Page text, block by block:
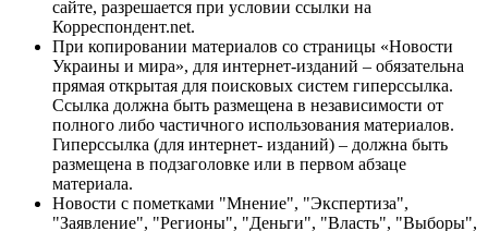
сайте, разрешается при условии ссылки на
Корреспондент.net.
При копировании материалов со страницы «Новости
Украины и мира», для интернет-изданий – обязательна
прямая открытая для поисковых систем гиперссылка.
Ссылка должна быть размещена в независимости от
полного либо частичного использования материалов.
Гиперссылка (для интернет- изданий) – должна быть
размещена в подзаголовке или в первом абзаце
материала.
Новости с пометками "Мнение", "Экспертиза",
"Заявление", "Регионы", "Деньги", "Власть", "Выборы",